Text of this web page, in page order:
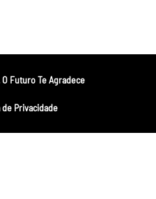
Futuro Te Agradece
de Privacidade